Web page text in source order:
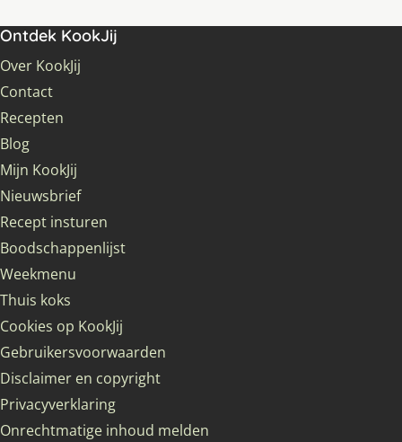
Ontdek KookJij
Over KookJij
Contact
Recepten
Blog
Mijn KookJij
Nieuwsbrief
Recept insturen
Boodschappenlijst
Weekmenu
Thuis koks
Cookies op KookJij
Gebruikersvoorwaarden
Disclaimer en copyright
Privacyverklaring
Onrechtmatige inhoud melden